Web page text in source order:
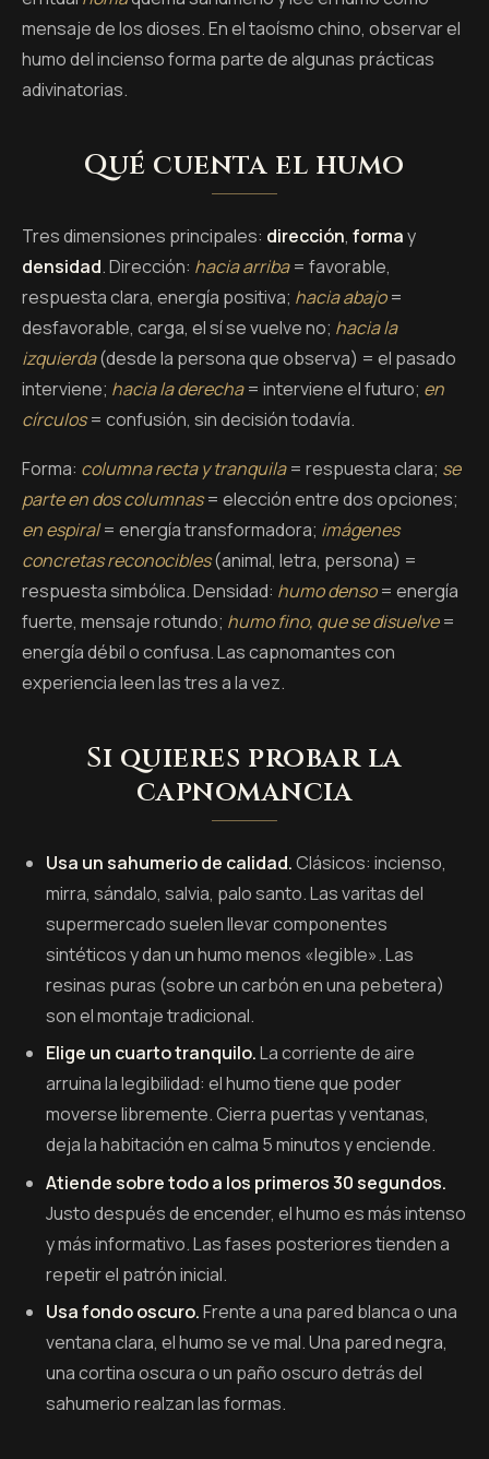
mensaje de los dioses. En el taoísmo chino, observar el
humo del incienso forma parte de algunas prácticas
adivinatorias.
Qué cuenta el humo
Tres dimensiones principales: dirección, formay
densidad. Dirección: hacia arriba= favorable,
respuesta clara, energía positiva; hacia abajo=
desfavorable, carga, el sí se vuelve no; hacia la
izquierda(desde la persona que observa) = el pasado
interviene; hacia la derecha= interviene el futuro; en
círculos= confusión, sin decisión todavía.
Forma: columna recta y tranquila= respuesta clara; se
parte en dos columnas= elección entre dos opciones;
en espiral= energía transformadora; imágenes
concretas reconocibles(animal, letra, persona) =
respuesta simbólica. Densidad: humo denso= energía
fuerte, mensaje rotundo; humo fino, que se disuelve=
energía débil o confusa. Las capnomantes con
experiencia leen las tres a la vez.
Si quieres probar la
capnomancia
Usa un sahumerio de calidad.Clásicos: incienso,
mirra, sándalo, salvia, palo santo. Las varitas del
supermercado suelen llevar componentes
sintéticos y dan un humo menos «legible». Las
resinas puras (sobre un carbón en una pebetera)
son el montaje tradicional.
Elige un cuarto tranquilo.La corriente de aire
arruina la legibilidad: el humo tiene que poder
moverse libremente. Cierra puertas y ventanas,
deja la habitación en calma 5 minutos y enciende.
Atiende sobre todo a los primeros 30 segundos.
Justo después de encender, el humo es más intenso
y más informativo. Las fases posteriores tienden a
repetir el patrón inicial.
Usa fondo oscuro.Frente a una pared blanca o una
ventana clara, el humo se ve mal. Una pared negra,
una cortina oscura o un paño oscuro detrás del
sahumerio realzan las formas.